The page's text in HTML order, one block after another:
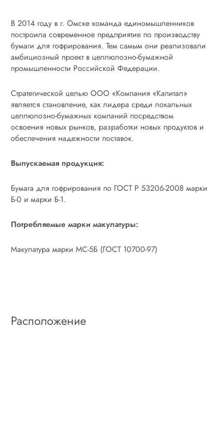
В 2014 году в г. Омске команда единомышленников
построила современное предприятие по производству
бумаги для гофрирования. Тем самым они реализовали
амбициозный проект в целлюлозно-бумажной
промышленности Российской Федерации.
Стратегической целью ООО «Компания «Капитал»
является становление, как лидера среди локальных
целлюлозно-бумажных компаний посредством
освоения новых рынков, разработки новых продуктов и
обеспечения надежности поставок.
Выпускаемая продукция:
Бумага для гофрирования по ГОСТ Р 53206-2008 марки
Б-0 и марки Б-1.
Потребляемые марки макулатуры:
Макулатура марки МС-5Б (ГОСТ 10700-97)
Расположение